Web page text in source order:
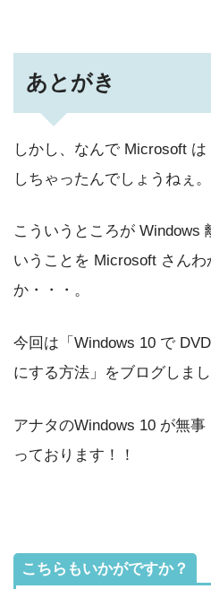
あとがき
しかし、なんで Microsoft
しちゃったんでしょうねぇ。
こういうところが Windows
いうことを Microsoft さん
か・・・。
今回は「Windows 10 で
にする方法」をブログしまし
アナタのWindows 10 が無
っております！！
こちらもいかがですか？